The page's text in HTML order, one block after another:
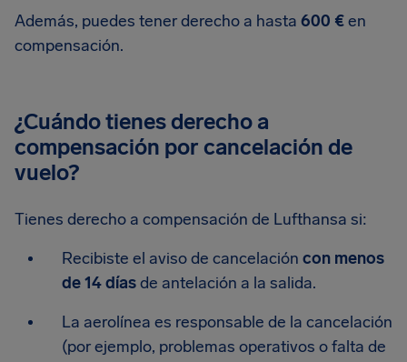
Además, puedes tener derecho a hasta 600 €en
compensación.
¿Cuándo tienes derecho a
compensación por cancelación de
vuelo?
Tienes derecho a compensación de Lufthansa si:
Recibiste el aviso de cancelación con menos
de 14 díasde antelación a la salida.
La aerolínea es responsable de la cancelación
(por ejemplo, problemas operativos o falta de